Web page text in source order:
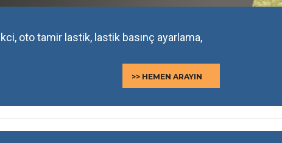
oto tamir lastik, lastik basınç ayarlama,
>> HEMEN ARAYIN